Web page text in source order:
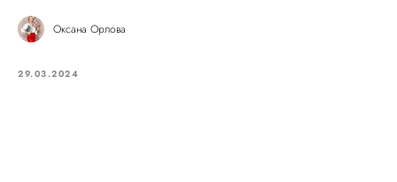
Оксана Орлова
29.03.2024